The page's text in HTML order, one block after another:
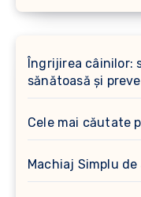
Îngrijirea câinilor:
sănătoasă și
Cele mai căutate
Machiaj Simplu de